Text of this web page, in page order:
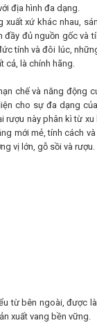
địa hình đa dạng.
xuất xứ khác nhau,
đầy đủ nguồn gốc và
tính và đôi lúc,
cả, là chính hãng.
chế và năng động
cho sự đa dạng
rượu này phân kì từ xu
mới mẻ, tính cách
vị lớn, gỗ sồi và rượu.
từ bên ngoài, được
xuất vang bền vững.